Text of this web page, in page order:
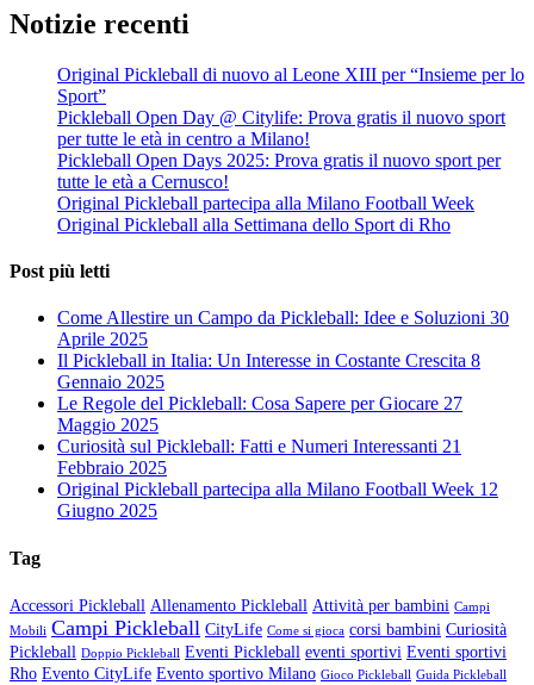
Notizie recenti
Original Pickleball di nuovo al Leone XIII per “Insieme per lo
Sport”
Pickleball Open Day @ Citylife: Prova gratis il nuovo sport
per tutte le età in centro a Milano!
Pickleball Open Days 2025: Prova gratis il nuovo sport per
tutte le età a Cernusco!
Original Pickleball partecipa alla Milano Football Week
Original Pickleball alla Settimana dello Sport di Rho
Post più letti
Come Allestire un Campo da Pickleball: Idee e Soluzioni 30
Aprile 2025
Il Pickleball in Italia: Un Interesse in Costante Crescita 8
Gennaio 2025
Le Regole del Pickleball: Cosa Sapere per Giocare 27
Maggio 2025
Curiosità sul Pickleball: Fatti e Numeri Interessanti 21
Febbraio 2025
Original Pickleball partecipa alla Milano Football Week 12
Giugno 2025
Tag
Accessori Pickleball Allenamento Pickleball Attività per bambini Campi
Mobili Campi Pickleball CityLife Come si gioca corsi bambini Curiosità
Pickleball Doppio Pickleball Eventi Pickleball eventi sportivi Eventi sportivi
Rho Evento CityLife Evento sportivo Milano Gioco Pickleball Guida Pickleball